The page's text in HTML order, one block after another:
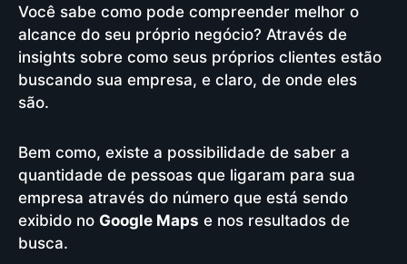
Você sabe como pode compreender melhor o
alcance do seu próprio negócio? Através de
insights sobre como seus próprios clientes estão
buscando sua empresa, e claro, de onde eles
são.
Bem como, existe a possibilidade de saber a
quantidade de pessoas que ligaram para sua
empresa através do número que está sendo
exibido no Google Maps e nos resultados de
busca.